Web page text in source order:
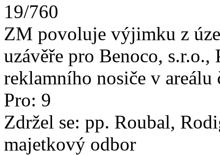
19/760
ZM povoluje výjimku z
uzávěře pro Benoco,
reklamního nosiče v areálu
Pro: 9
Zdržel se: pp.
majetkový odbor